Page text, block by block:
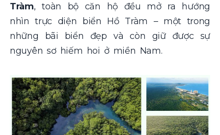
Tràm, toàn bộ căn hộ đều mở ra hướng
nhìn trực diện biển Hồ Tràm – một trong
những bãi biển đẹp và còn giữ được sự
nguyên sơ hiếm hoi ở miền Nam.